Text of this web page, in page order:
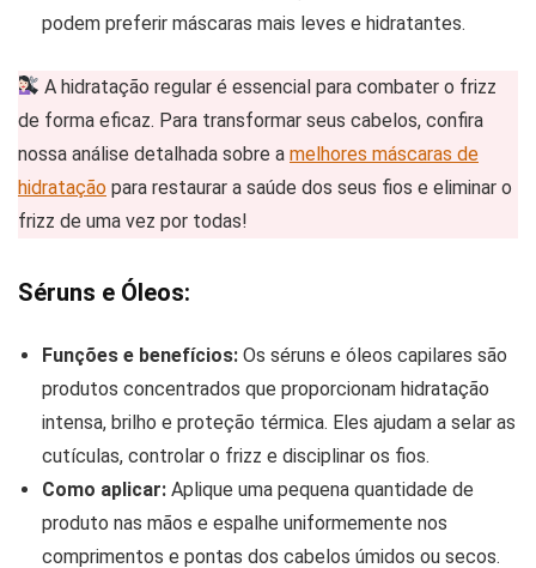
podem preferir máscaras mais leves e hidratantes.
A hidratação regular é essencial para combater o frizz
de forma eficaz. Para transformar seus cabelos, confira
nossa análise detalhada sobre a melhores máscaras de
hidratação para restaurar a saúde dos seus fios e eliminar o
frizz de uma vez por todas!
Séruns e Óleos:
Funções e benefícios: Os séruns e óleos capilares são
produtos concentrados que proporcionam hidratação
intensa, brilho e proteção térmica. Eles ajudam a selar as
cutículas, controlar o frizz e disciplinar os fios.
Como aplicar: Aplique uma pequena quantidade de
produto nas mãos e espalhe uniformemente nos
comprimentos e pontas dos cabelos úmidos ou secos.